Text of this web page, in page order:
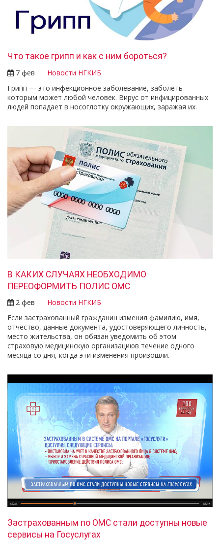
Что такое грипп и как с ним бороться?
7 фев
Новости НГКИБ
Грипп — это инфекционное заболевание, заболеть
которым может любой человек. Вирус от инфицированных
людей попадает в носоглотку окружающих, заражая их.
В КАКИХ СЛУЧАЯХ НЕОБХОДИМО
ПЕРЕОФОРМИТЬ ПОЛИС ОМС
2 фев
Новости НГКИБ
Если застрахованный гражданин изменил фамилию, имя,
отчество, данные документа, удостоверяющего личность,
место жительства, он обязан уведомить об этом
страховую медицинскую организациюв течение одного
месяца со дня, когда эти изменения произошли.
Застрахованным по ОМС стали доступны новые
сервисы на Госуслугах